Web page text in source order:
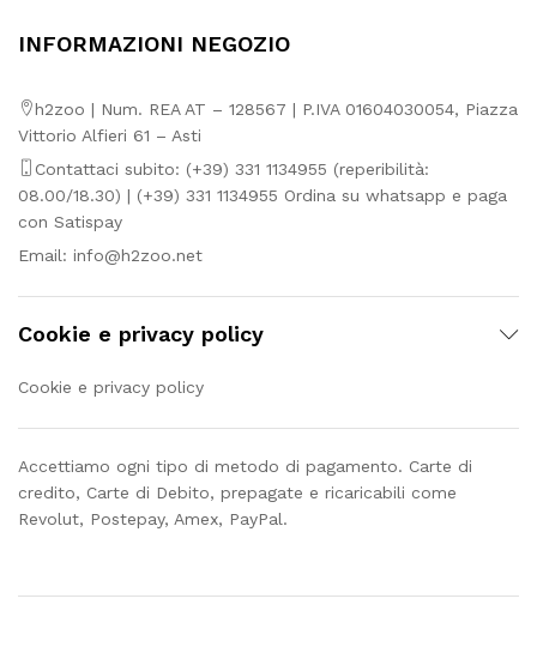
INFORMAZIONI NEGOZIO
h2zoo | Num. REA AT – 128567 | P.IVA 01604030054, Piazza
Vittorio Alfieri 61 – Asti
Contattaci subito: (+39) 331 1134955 (reperibilità:
08.00/18.30) | (+39) 331 1134955 Ordina su whatsapp e paga
con Satispay
Email: info@h2zoo.net
Cookie e privacy policy
Cookie e privacy policy
Accettiamo ogni tipo di metodo di pagamento. Carte di
credito, Carte di Debito, prepagate e ricaricabili come
Revolut, Postepay, Amex, PayPal.